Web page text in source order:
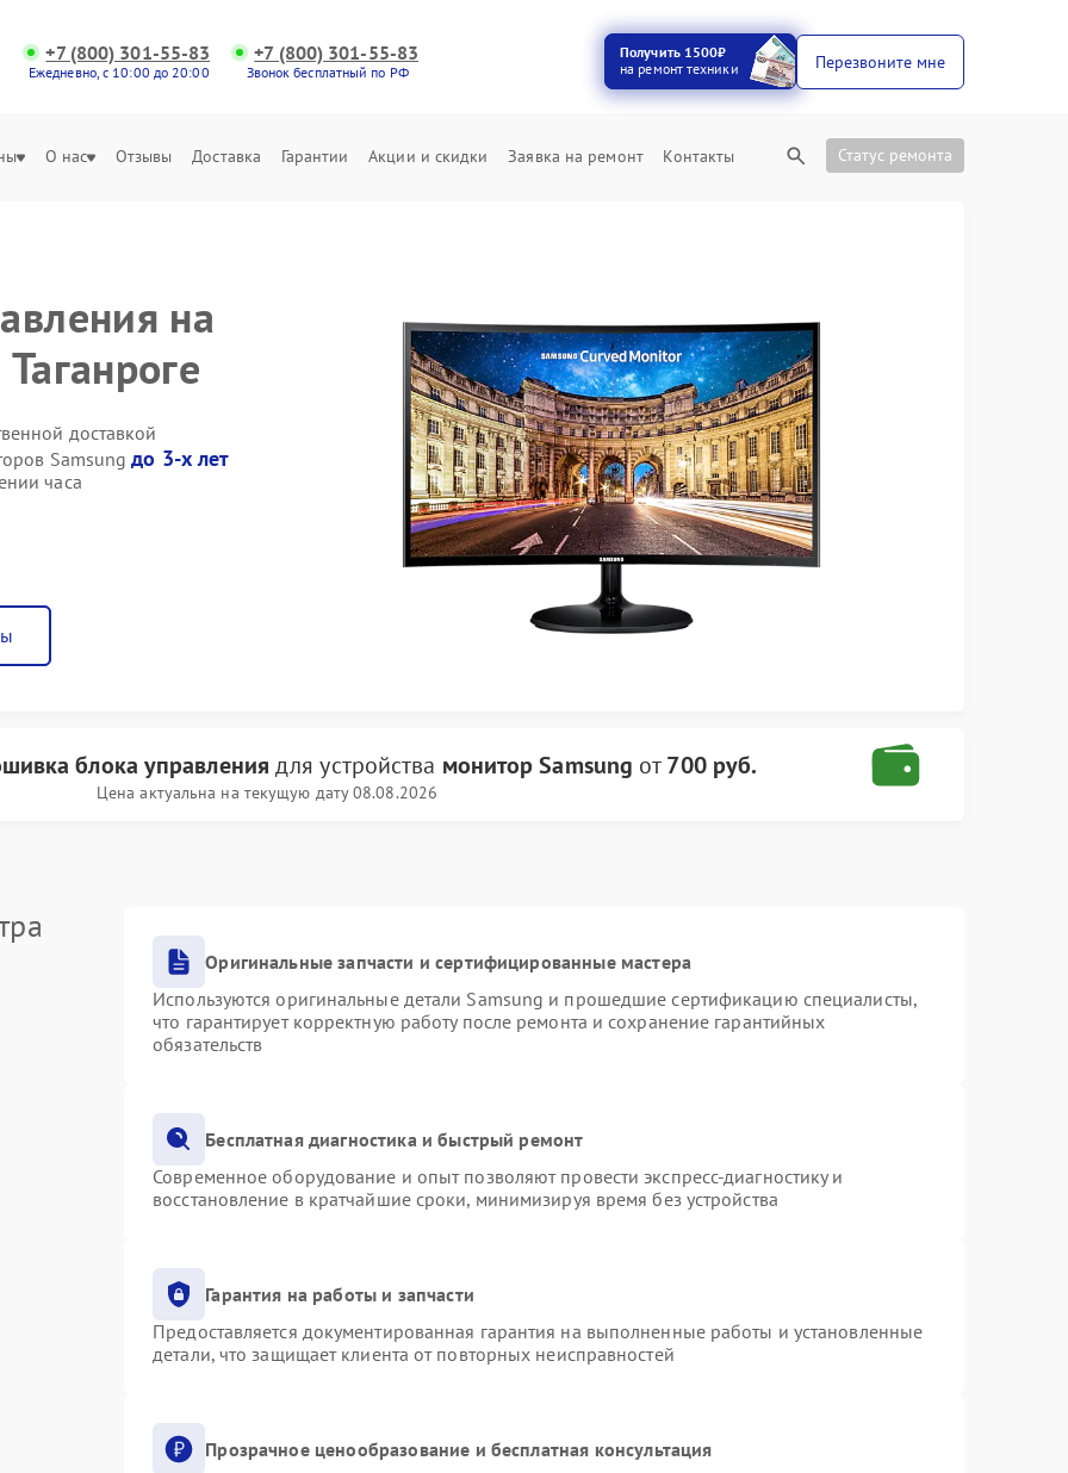
+7 (800) 301-55-83
Ежедневно, с 10:00 до 20:00
+7 (800) 301-55-83
Звонок бесплатный по РФ
Получить 1500₽
на ремонт техники
Перезвоните мне
О нас Отзывы Доставка Гарантии Акции и скидки Заявка на ремонт Контакты Статус ремонта
на
доставкой
Samsungдо 3-х лет
часа
блока управления для устройства монитор Samsung от700 руб.
Цена актуальна на текущую дату 08.08.2026
Оригинальные запчасти и сертифицированные мастера
Используются оригинальные детали Samsung и прошедшие сертификацию специалисты,
что гарантирует корректную работу после ремонта и сохранение гарантийных
обязательств
Бесплатная диагностика и быстрый ремонт
Современное оборудование и опыт позволяют провести экспресс-диагностику и
восстановление в кратчайшие сроки, минимизируя время без устройства
Гарантия на работы и запчасти
Предоставляется документированная гарантия на выполненные работы и установленные
детали, что защищает клиента от повторных неисправностей
Прозрачное ценообразование и бесплатная консультация